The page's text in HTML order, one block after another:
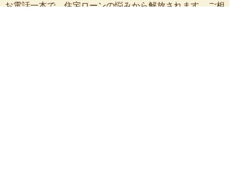
お電話一本で、住宅ローンの悩みから解放されます。ご相